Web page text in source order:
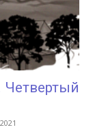
Четвертый